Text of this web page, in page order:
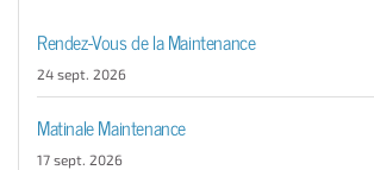
Rendez-Vous de la Maintenance
24 sept. 2026
Matinale Maintenance
17 sept. 2026